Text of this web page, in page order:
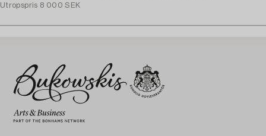
Utropspris 8 000 SEK